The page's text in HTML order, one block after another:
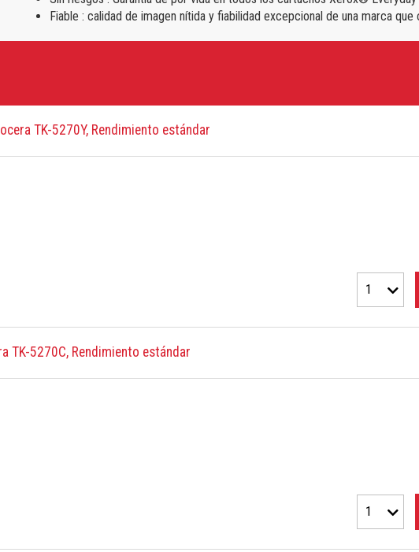
Fiable : calidad de imagen nítida y fiabilidad excepcional de una marca
TK-5270Y, Rendimiento estándar
1
TK-5270C, Rendimiento estándar
1